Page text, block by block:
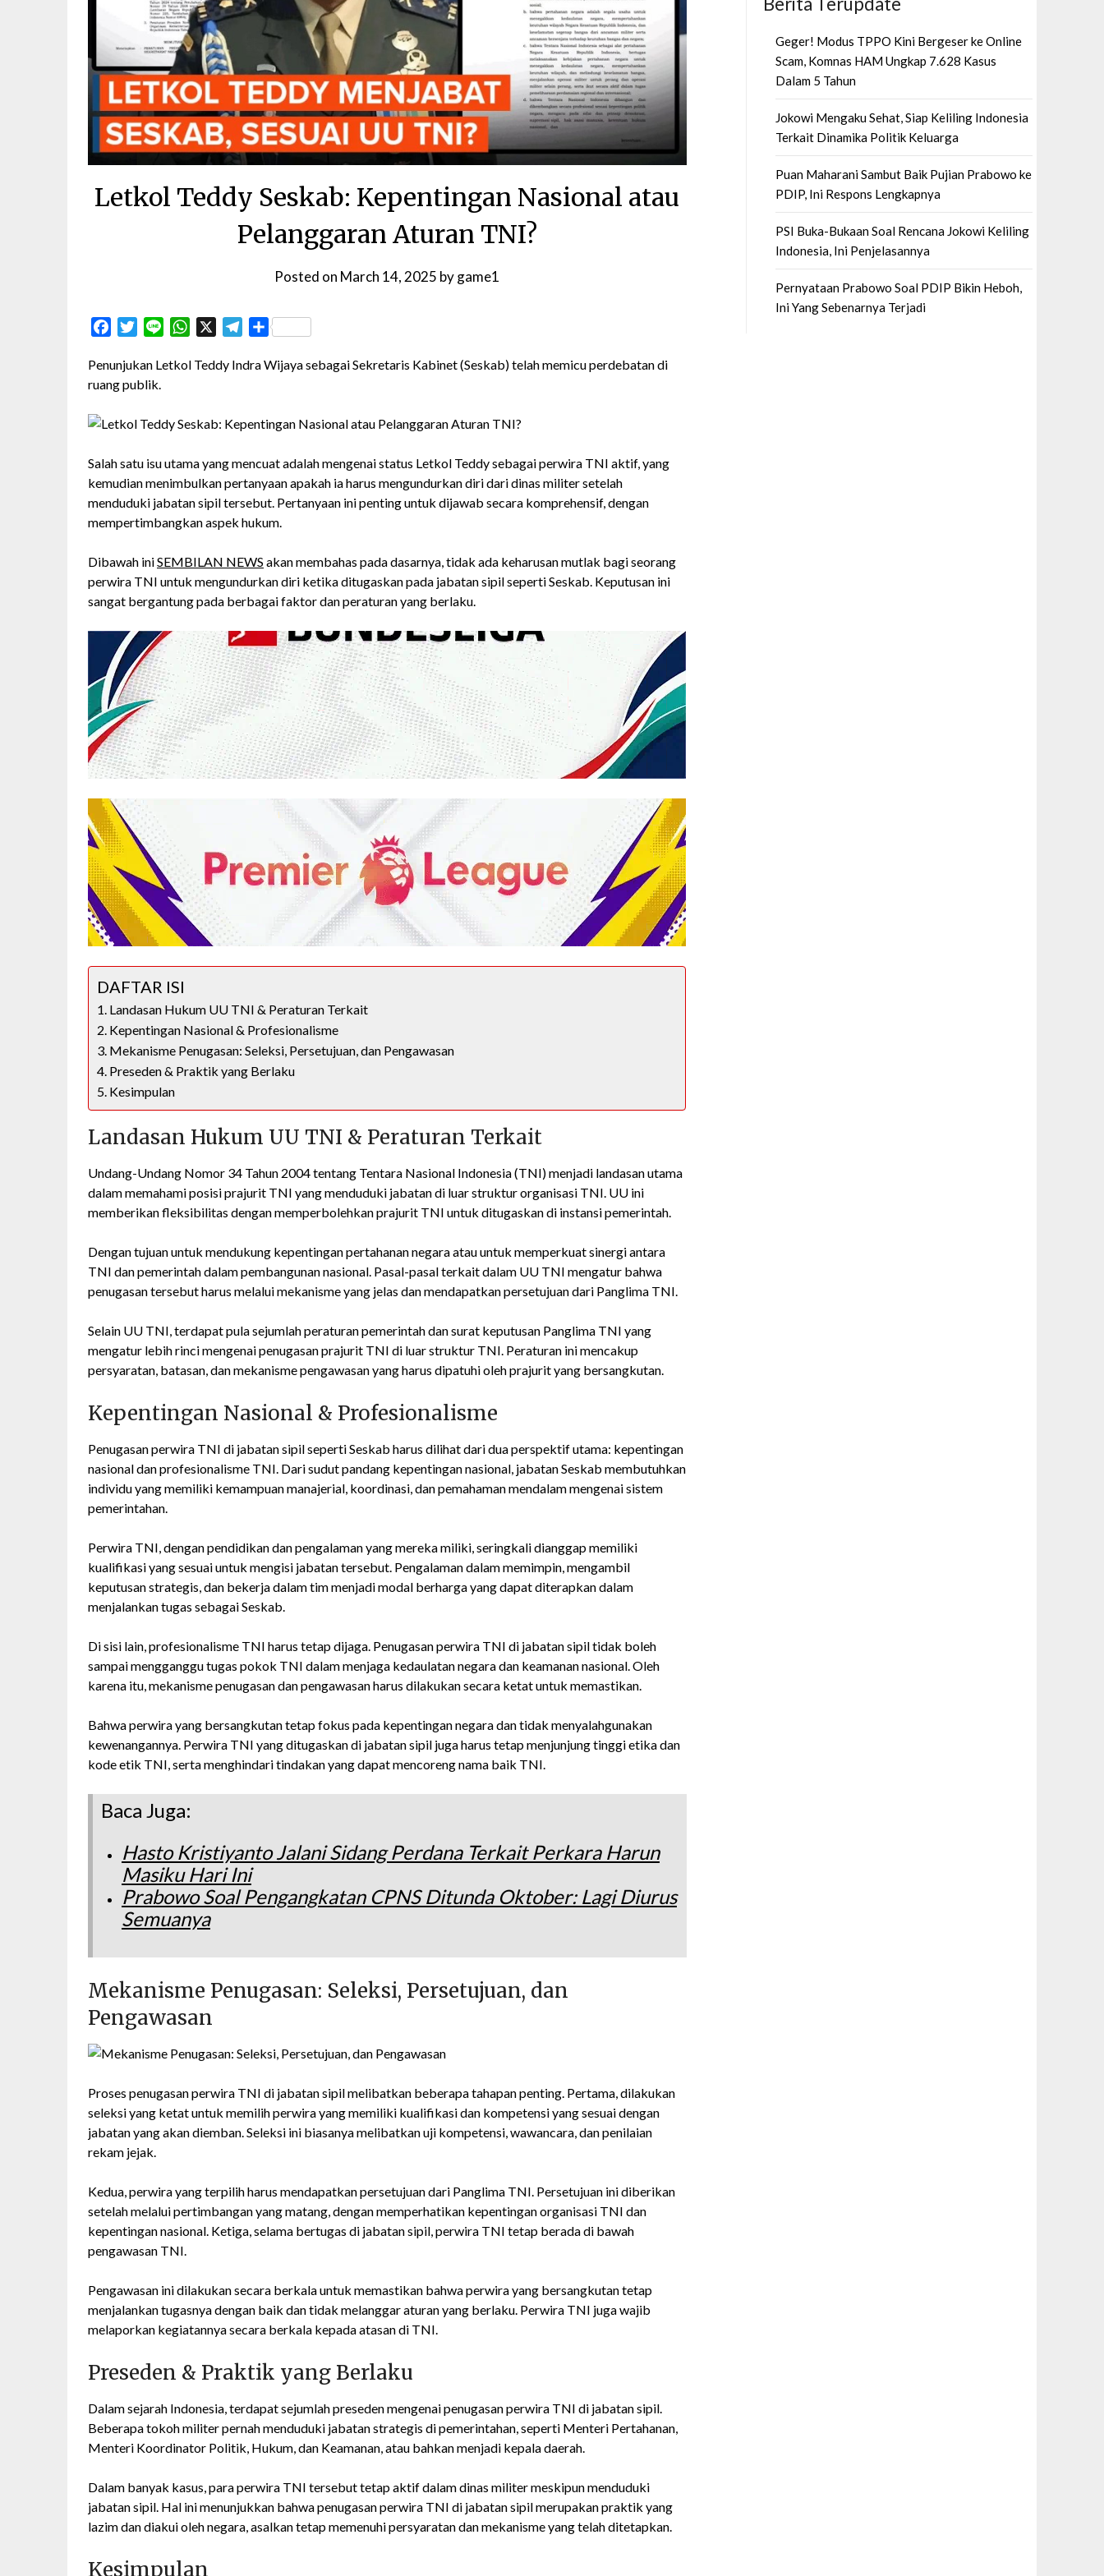
Letkol Teddy Seskab: Kepentingan Nasional atau
Pelanggaran Aturan TNI?
Posted on March 14, 2025 bygame1
FacebookTwitterLine WhatsApp Telegram
Share
Penunjukan Letkol Teddy Indra Wijaya sebagai Sekretaris Kabinet (Seskab) telah memicu perdebatan di
ruang publik.
Salah satu isu utama yang mencuat adalah mengenai status Letkol Teddy sebagai perwira TNI aktif, yang
kemudian menimbulkan pertanyaan apakah ia harus mengundurkan diri dari dinas militer setelah
menduduki jabatan sipil tersebut. Pertanyaan ini penting untuk dijawab secara komprehensif, dengan
mempertimbangkan aspek hukum.
Dibawah iniSEMBILAN NEWS akan membahas pada dasarnya, tidak ada keharusan mutlak bagi seorang
perwira TNI untuk mengundurkan diri ketika ditugaskan pada jabatan sipil seperti Seskab. Keputusan ini
sangat bergantung pada berbagai faktor dan peraturan yang berlaku.
DAFTAR ISI
Landasan Hukum UU TNI & Peraturan Terkait
Kepentingan Nasional & Profesionalisme
Mekanisme Penugasan: Seleksi, Persetujuan, dan Pengawasan
Preseden & Praktik yang Berlaku
Kesimpulan
Landasan Hukum UU TNI & Peraturan Terkait
Undang-Undang Nomor 34 Tahun 2004 tentang Tentara Nasional Indonesia (TNI) menjadi landasan utama
dalam memahami posisi prajurit TNI yang menduduki jabatan di luar struktur organisasi TNI. UU ini
memberikan fleksibilitas dengan memperbolehkan prajurit TNI untuk ditugaskan di instansi pemerintah.
Dengan tujuan untuk mendukung kepentingan pertahanan negara atau untuk memperkuat sinergi antara
TNI dan pemerintah dalam pembangunan nasional. Pasal-pasal terkait dalam UU TNI mengatur bahwa
penugasan tersebut harus melalui mekanisme yang jelas dan mendapatkan persetujuan dari Panglima TNI.
Selain UU TNI, terdapat pula sejumlah peraturan pemerintah dan surat keputusan Panglima TNI yang
mengatur lebih rinci mengenai penugasan prajurit TNI di luar struktur TNI. Peraturan ini mencakup
persyaratan, batasan, dan mekanisme pengawasan yang harus dipatuhi oleh prajurit yang bersangkutan.
Kepentingan Nasional & Profesionalisme
Penugasan perwira TNI di jabatan sipil seperti Seskab harus dilihat dari dua perspektif utama: kepentingan
nasional dan profesionalisme TNI. Dari sudut pandang kepentingan nasional, jabatan Seskab membutuhkan
individu yang memiliki kemampuan manajerial, koordinasi, dan pemahaman mendalam mengenai sistem
pemerintahan.
Perwira TNI, dengan pendidikan dan pengalaman yang mereka miliki, seringkali dianggap memiliki
kualifikasi yang sesuai untuk mengisi jabatan tersebut. Pengalaman dalam memimpin, mengambil
keputusan strategis, dan bekerja dalam tim menjadi modal berharga yang dapat diterapkan dalam
menjalankan tugas sebagai Seskab.
Di sisi lain, profesionalisme TNI harus tetap dijaga. Penugasan perwira TNI di jabatan sipil tidak boleh
sampai mengganggu tugas pokok TNI dalam menjaga kedaulatan negara dan keamanan nasional. Oleh
karena itu, mekanisme penugasan dan pengawasan harus dilakukan secara ketat untuk memastikan.
Bahwa perwira yang bersangkutan tetap fokus pada kepentingan negara dan tidak menyalahgunakan
kewenangannya. Perwira TNI yang ditugaskan di jabatan sipil juga harus tetap menjunjung tinggi etika dan
kode etik TNI, serta menghindari tindakan yang dapat mencoreng nama baik TNI.
Baca Juga:
Hasto Kristiyanto Jalani Sidang Perdana Terkait Perkara Harun
Masiku Hari Ini
Prabowo Soal Pengangkatan CPNS Ditunda Oktober: Lagi Diurus
Semuanya
Mekanisme Penugasan: Seleksi, Persetujuan, dan
Pengawasan
Proses penugasan perwira TNI di jabatan sipil melibatkan beberapa tahapan penting. Pertama, dilakukan
seleksi yang ketat untuk memilih perwira yang memiliki kualifikasi dan kompetensi yang sesuai dengan
jabatan yang akan diemban. Seleksi ini biasanya melibatkan uji kompetensi, wawancara, dan penilaian
rekam jejak.
Kedua, perwira yang terpilih harus mendapatkan persetujuan dari Panglima TNI. Persetujuan ini diberikan
setelah melalui pertimbangan yang matang, dengan memperhatikan kepentingan organisasi TNI dan
kepentingan nasional. Ketiga, selama bertugas di jabatan sipil, perwira TNI tetap berada di bawah
pengawasan TNI.
Pengawasan ini dilakukan secara berkala untuk memastikan bahwa perwira yang bersangkutan tetap
menjalankan tugasnya dengan baik dan tidak melanggar aturan yang berlaku. Perwira TNI juga wajib
melaporkan kegiatannya secara berkala kepada atasan di TNI.
Preseden & Praktik yang Berlaku
Dalam sejarah Indonesia, terdapat sejumlah preseden mengenai penugasan perwira TNI di jabatan sipil.
Beberapa tokoh militer pernah menduduki jabatan strategis di pemerintahan, seperti Menteri Pertahanan,
Menteri Koordinator Politik, Hukum, dan Keamanan, atau bahkan menjadi kepala daerah.
Dalam banyak kasus, para perwira TNI tersebut tetap aktif dalam dinas militer meskipun menduduki
jabatan sipil. Hal ini menunjukkan bahwa penugasan perwira TNI di jabatan sipil merupakan praktik yang
lazim dan diakui oleh negara, asalkan tetap memenuhi persyaratan dan mekanisme yang telah ditetapkan.
Kesimpulan
Geger! Modus TPPO Kini Bergeser ke Online
Scam, Komnas HAM Ungkap 7.628 Kasus
Dalam 5 Tahun
Jokowi Mengaku Sehat, Siap Keliling Indonesia
Terkait Dinamika Politik Keluarga
Puan Maharani Sambut Baik Pujian Prabowo ke
PDIP, Ini Respons Lengkapnya
PSI Buka-Bukaan Soal Rencana Jokowi Keliling
Indonesia, Ini Penjelasannya
Pernyataan Prabowo Soal PDIP Bikin Heboh,
Ini Yang Sebenarnya Terjadi